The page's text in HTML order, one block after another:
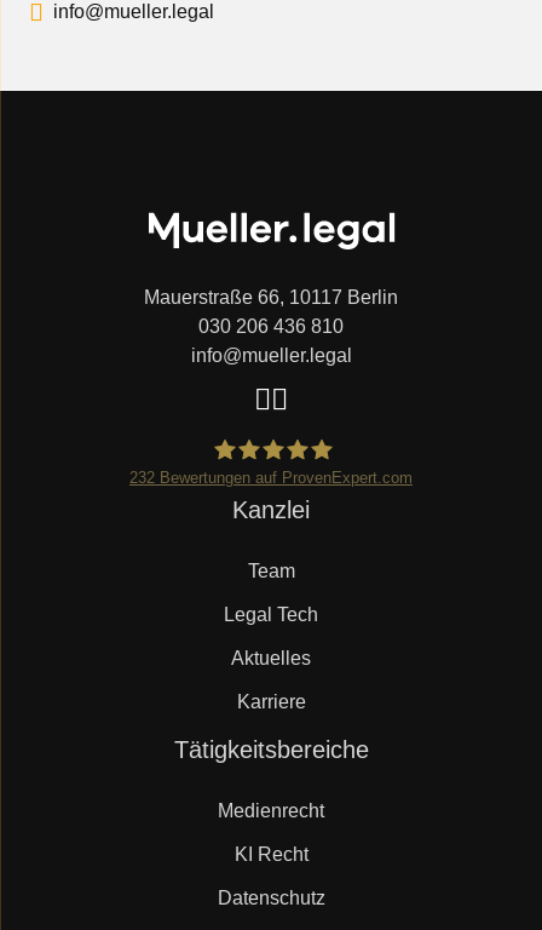
info@mueller.legal
Mauerstraße 66, 10117 Berlin
030 206 436 810
info@mueller.legal
Mueller.legal
232 Bewertungen auf ProvenExpert.com
Kanzlei
Team
Legal Tech
Aktuelles
Karriere
Tätigkeitsbereiche
Medienrecht
KI Recht
Datenschutz